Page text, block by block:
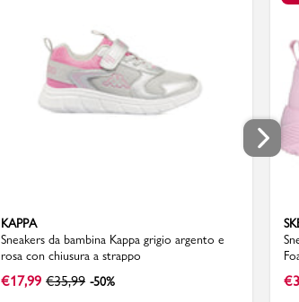
KAPPA
Sneakers da bambina Kappa grigio argento e
rosa con chiusura a strappo
€17,99 €35,99 -50% €